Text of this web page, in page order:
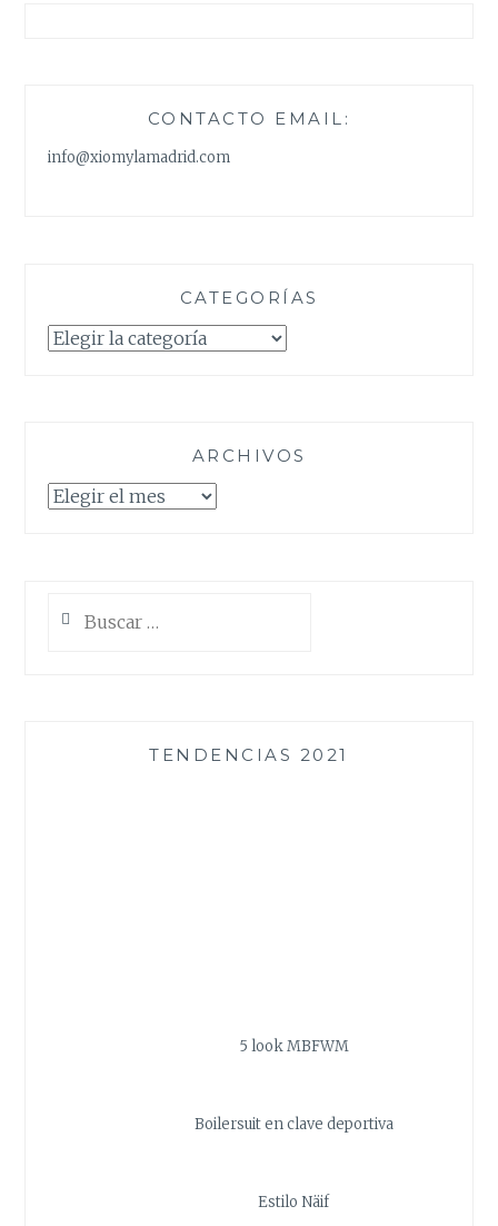
CONTACTO EMAIL:
info@xiomylamadrid.com
CATEGORÍAS
Categorías
ARCHIVOS
Archivos
TENDENCIAS 2021
5 look MBFWM
Boilersuit en clave deportiva
Estilo Näif